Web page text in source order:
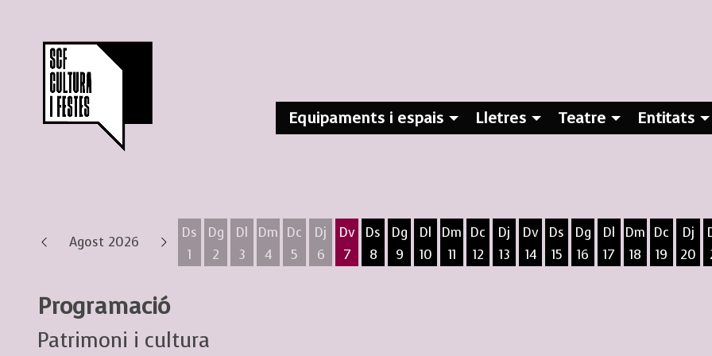
Equipaments i espais Lletres Teatre Entitats
Agost 2026
Ds
1
Dg
2
Dl
3
Dm
4
Dc
5
Dj
6
Dv
7
Ds
8
Dg
9
Dl
10
Dm
11
Dc
12
Dj
13
Dv
14
Ds
15
Dg
16
Dl
17
Dm
18
Dc
19
Dj
20
Programació
Patrimoni i cultura